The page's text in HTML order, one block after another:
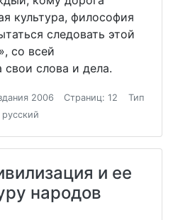
культура, философия
следовать этой
со всей
свои слова и дела.
2006 Страниц: 12
Тип
и ее
народов